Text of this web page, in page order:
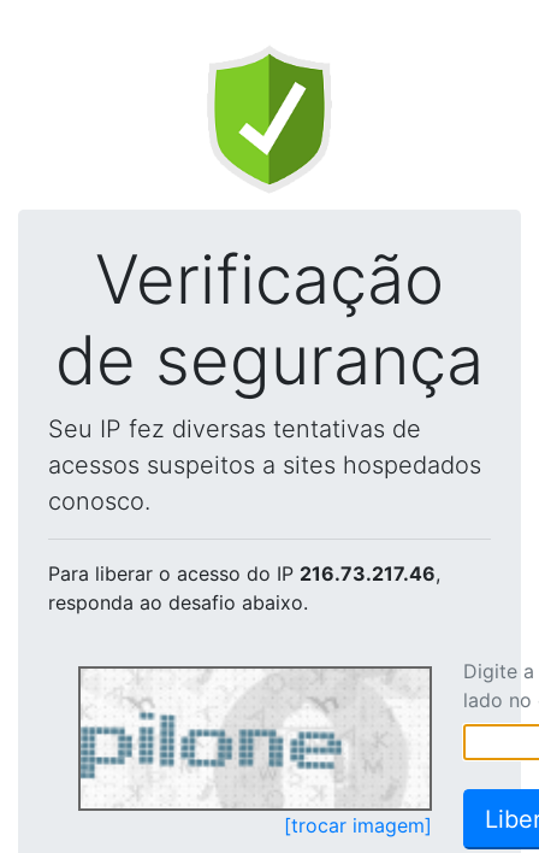
Verificação
de segurança
Seu IP fez diversas tentativas de
acessos suspeitos a sites hospedados
conosco.
Para liberar o acesso do IP 216.73.217.46,
responda ao desafio abaixo.
[trocar imagem]
Digite
lado no